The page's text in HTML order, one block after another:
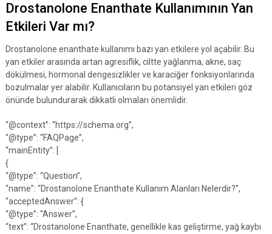
Drostanolone Enanthate Kullanımının Yan
Etkileri Var mı?
Drostanolone enanthate kullanımı bazı yan etkilere yol açabilir. Bu
yan etkiler arasında artan agresiflik, ciltte yağlanma, akne, saç
dökülmesi, hormonal dengesizlikler ve karaciğer fonksiyonlarında
bozulmalar yer alabilir. Kullanıcıların bu potansiyel yan etkileri göz
önünde bulundurarak dikkatli olmaları önemlidir.
“@context”: “https://schema.org”,
“@type”: “FAQPage”,
“mainEntity”: [
{
“@type”: “Question”,
“name”: “Drostanolone Enanthate Kullanım Alanları Nelerdir?”,
“acceptedAnswer”: {
“@type”: “Answer”,
“text”: “Drostanolone Enanthate, genellikle kas geliştirme, yağ kaybı